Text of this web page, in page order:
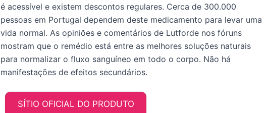
é acessível e existem descontos regulares. Cerca de 300.000
pessoas em Portugal dependem deste medicamento para levar uma
vida normal. As opiniões e comentários de Lutforde nos fóruns
mostram que o remédio está entre as melhores soluções naturais
para normalizar o fluxo sanguíneo em todo o corpo. Não há
manifestações de efeitos secundários.
SÍTIO OFICIAL DO PRODUTO